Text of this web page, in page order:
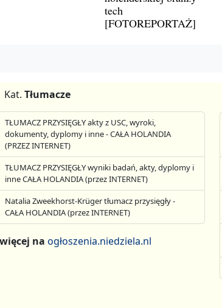
tech
[FOTOREPORTAŻ]
Kat. Tłumacze
TŁUMACZ PRZYSIĘGŁY akty z USC, wyroki,
dokumenty, dyplomy i inne - CAŁA HOLANDIA
(PRZEZ INTERNET)
TŁUMACZ PRZYSIĘGŁY wyniki badań, akty, dyplomy i
inne CAŁA HOLANDIA (przez INTERNET)
Natalia Zweekhorst-Krüger tłumacz przysięgły -
CAŁA HOLANDIA (przez INTERNET)
więcej naogłoszenia.niedziela.nl